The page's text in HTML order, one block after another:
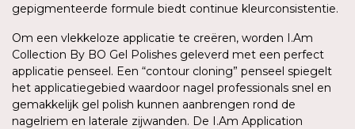
gepigmenteerde formule biedt continue kleurconsistentie.
Om een vlekkeloze applicatie te creëren, worden I.Am
Collection By BO Gel Polishes geleverd met een perfect
applicatie penseel. Een “contour cloning” penseel spiegelt
het applicatiegebied waardoor nagel professionals snel en
gemakkelijk gel polish kunnen aanbrengen rond de
nagelriem en laterale zijwanden. De I.Am Application